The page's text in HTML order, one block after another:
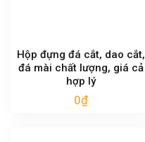
Hộp đựng đá cắt, dao cắt,
đá mài chất lượng, giá cả
hợp lý
0₫